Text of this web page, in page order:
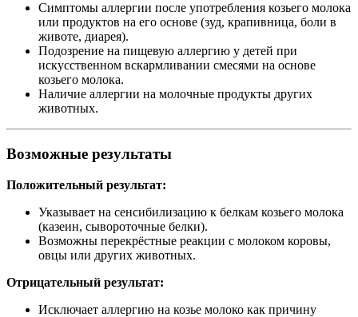
Симптомы аллергии после употребления козьего молока
или продуктов на его основе (зуд, крапивница, боли в
животе, диарея).
Подозрение на пищевую аллергию у детей при
искусственном вскармливании смесями на основе
козьего молока.
Наличие аллергии на молочные продукты других
животных.
Возможные результаты
Положительный результат:
Указывает на сенсибилизацию к белкам козьего молока
(казеин, сывороточные белки).
Возможны перекрёстные реакции с молоком коровы,
овцы или других животных.
Отрицательный результат:
Исключает аллергию на козье молоко как причину